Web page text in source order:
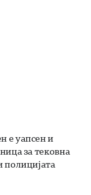
е уапсен и
за тековна
полицијата